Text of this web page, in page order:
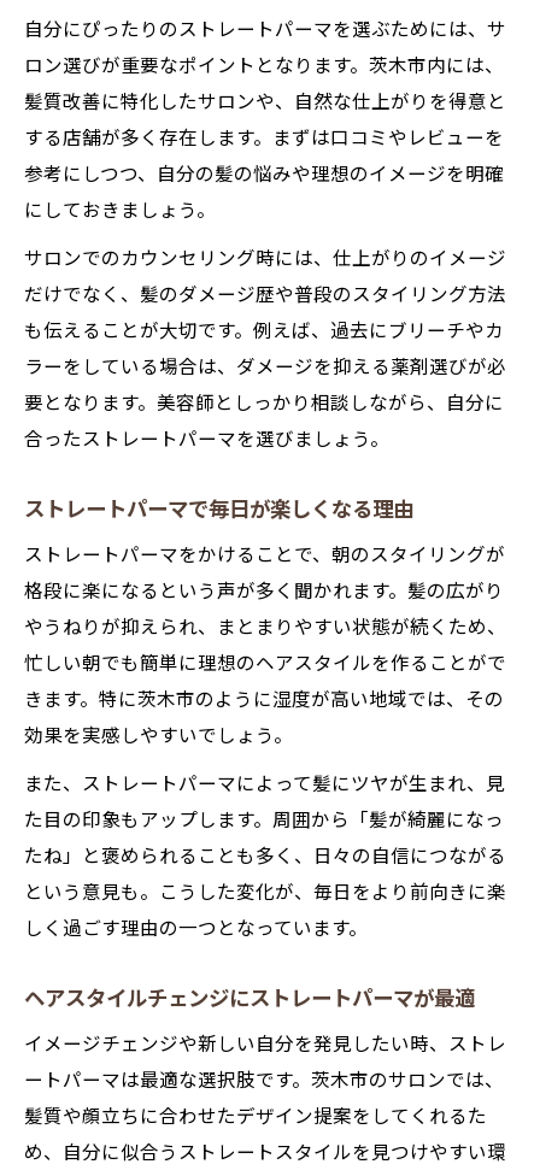
自分にぴったりのストレートパーマを選ぶためには、サ
ロン選びが重要なポイントとなります。茨木市内には、
髪質改善に特化したサロンや、自然な仕上がりを得意と
する店舗が多く存在します。まずは口コミやレビューを
参考にしつつ、自分の髪の悩みや理想のイメージを明確
にしておきましょう。
サロンでのカウンセリング時には、仕上がりのイメージ
だけでなく、髪のダメージ歴や普段のスタイリング方法
も伝えることが大切です。例えば、過去にブリーチやカ
ラーをしている場合は、ダメージを抑える薬剤選びが必
要となります。美容師としっかり相談しながら、自分に
合ったストレートパーマを選びましょう。
ストレートパーマで毎日が楽しくなる理由
ストレートパーマをかけることで、朝のスタイリングが
格段に楽になるという声が多く聞かれます。髪の広がり
やうねりが抑えられ、まとまりやすい状態が続くため、
忙しい朝でも簡単に理想のヘアスタイルを作ることがで
きます。特に茨木市のように湿度が高い地域では、その
効果を実感しやすいでしょう。
また、ストレートパーマによって髪にツヤが生まれ、見
た目の印象もアップします。周囲から「髪が綺麗になっ
たね」と褒められることも多く、日々の自信につながる
という意見も。こうした変化が、毎日をより前向きに楽
しく過ごす理由の一つとなっています。
ヘアスタイルチェンジにストレートパーマが最適
イメージチェンジや新しい自分を発見したい時、ストレ
ートパーマは最適な選択肢です。茨木市のサロンでは、
髪質や顔立ちに合わせたデザイン提案をしてくれるた
め、自分に似合うストレートスタイルを見つけやすい環